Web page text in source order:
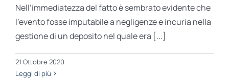
Nell’immediatezza del fatto è sembrato evidente che
l’evento fosse imputabile a negligenze e incuria nella
gestione di un deposito nel quale era [...]
21 Ottobre 2020
Leggi di più